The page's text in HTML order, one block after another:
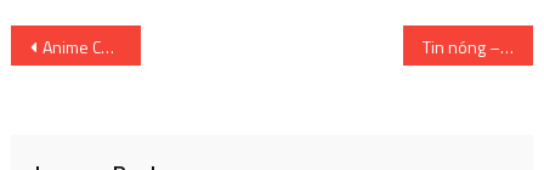
Post
Anime Chainsaw Man sẽ được phát hiện hoàn toàn, thông báo về một trận chiến hình ảnh mới! Tin nóng – Anime Vinland Saga sẽ ‘trình làng’ mùa 2